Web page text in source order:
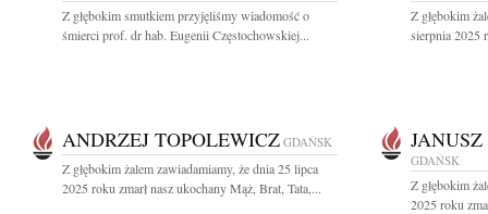
Z głębokim smutkiem przyjęliśmy wiadomość o
śmierci prof. dr hab. Eugenii Częstochowskiej...
Z głębokim
sierpnia 2025
ANDRZEJ TOPOLEWICZ GDAŃSK
Z głębokim żalem zawiadamiamy, że dnia 25 lipca
2025 roku zmarł nasz ukochany Mąż, Brat, Tata,...
GDAŃSK
Z głębokim
2025 roku